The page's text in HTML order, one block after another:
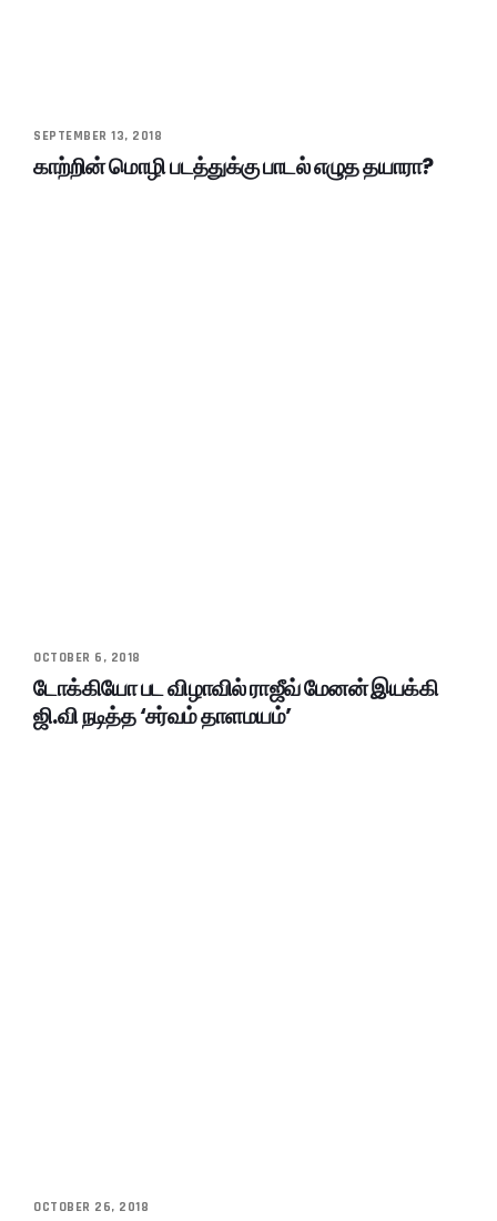
SEPTEMBER 13, 2018
காற்றின் மொழி படத்துக்கு பாடல் எழுத தயாரா?
OCTOBER 6, 2018
டோக்கியோ பட விழாவில் ராஜீவ் மேனன் இயக்கி
ஜி.வி நடித்த ‘சர்வம் தாளமயம்’
OCTOBER 26, 2018